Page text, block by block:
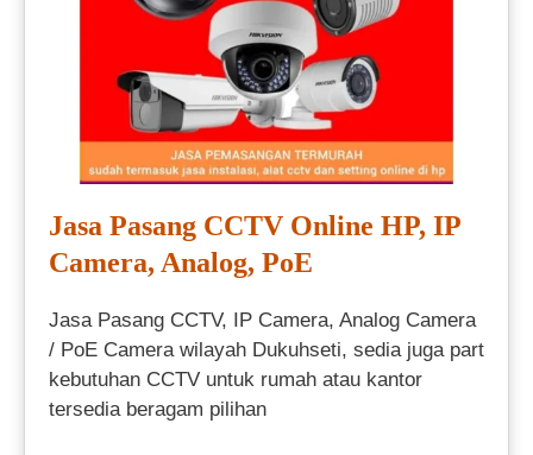
Jasa Pasang CCTV Online HP, IP
Camera, Analog, PoE
Jasa Pasang CCTV, IP Camera, Analog Camera
/ PoE Camera wilayah Dukuhseti, sedia juga part
kebutuhan CCTV untuk rumah atau kantor
tersedia beragam pilihan